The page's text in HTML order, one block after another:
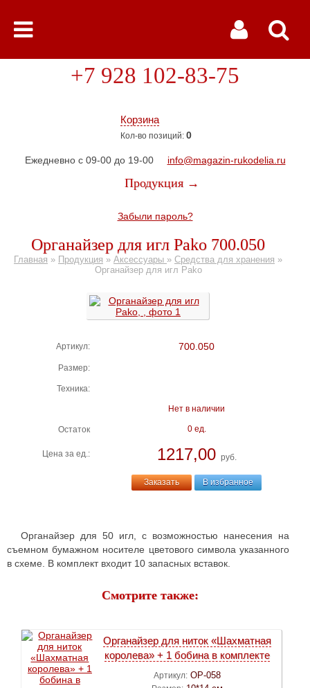
Корзина
Кол-во позиций: 0
+7 928 102-83-75
Ежедневно с 09-00 до 19-00 info@magazin-rukodelia.ru
Продукция →
Забыли пароль?
Органайзер для игл Pako 700.050
Главная » Продукция » Аксессуары » Средства для хранения »
Органайзер для игл Pako
Артикул: 700.050
Размер:
Техника:
Нет в наличии
Остаток 0 ед.
Цена за ед.: 1217,00 руб.
Заказать В избранное
Органайзер для 50 игл, с возможностью нанесения на
съемном бумажном носителе цветового символа указанного
в схеме. В комплект входит 10 запасных вставок.
Смотрите также:
Органайзер для ниток «Шахматная
королева» + 1 бобина в комплекте
Артикул: ОР-058